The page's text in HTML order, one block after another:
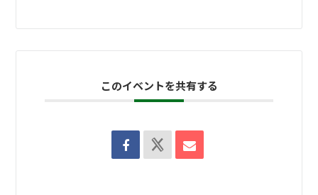
このイベントを共有する